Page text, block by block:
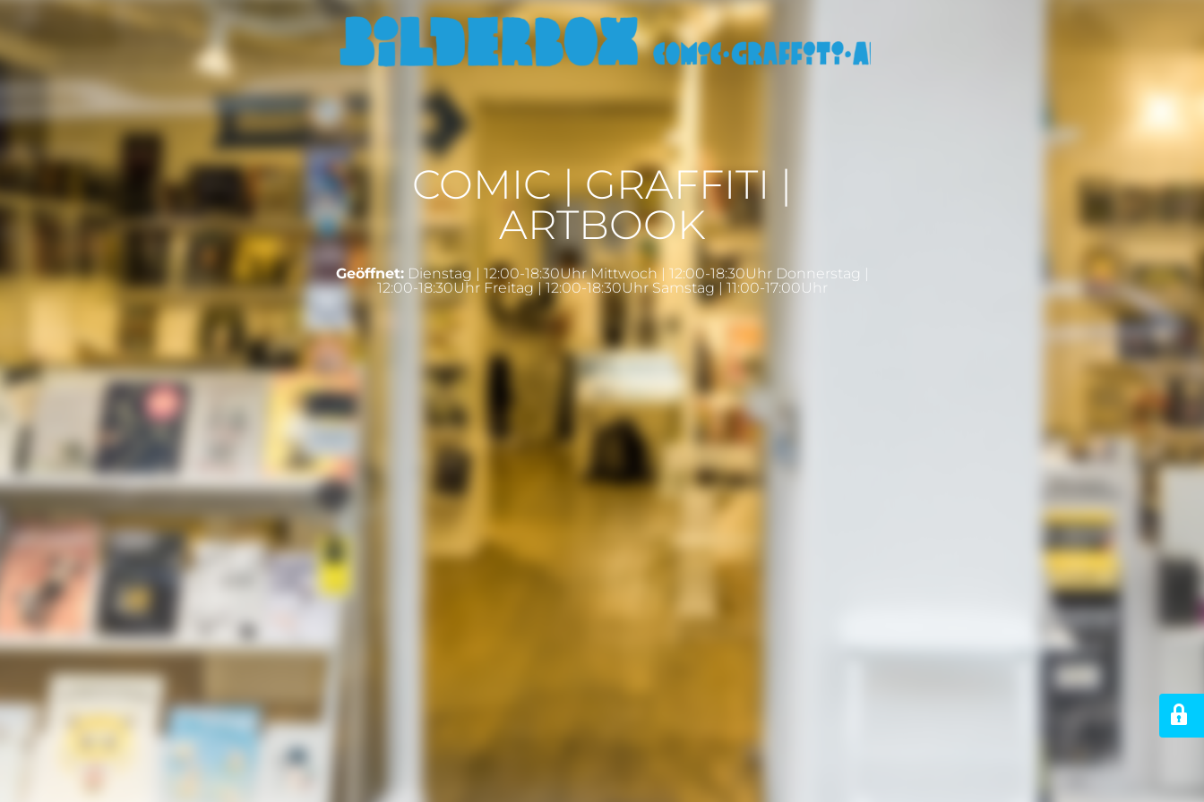
COMIC | GRAFFITI |
ARTBOOK
Geöffnet:Dienstag | 12:00-18:30Uhr Mittwoch | 12:00-18:30Uhr Donnerstag |
12:00-18:30Uhr Freitag | 12:00-18:30Uhr Samstag | 11:00-17:00Uhr